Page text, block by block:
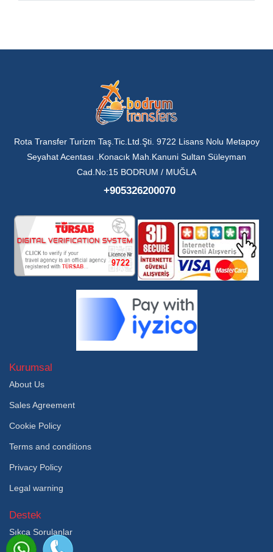
Rota Transfer Turizm Taş.Tic.Ltd.Şti. 9722 Lisans Nolu Metapoy
Seyahat Acentası .Konacık Mah.Kanuni Sultan Süleyman
Cad.No:15 BODRUM / MUĞLA
+905326200070
Kurumsal
About Us
Sales Agreement
Cookie Policy
Terms and conditions
Privacy Policy
Legal warning
Destek
Sıkça Sorulanlar